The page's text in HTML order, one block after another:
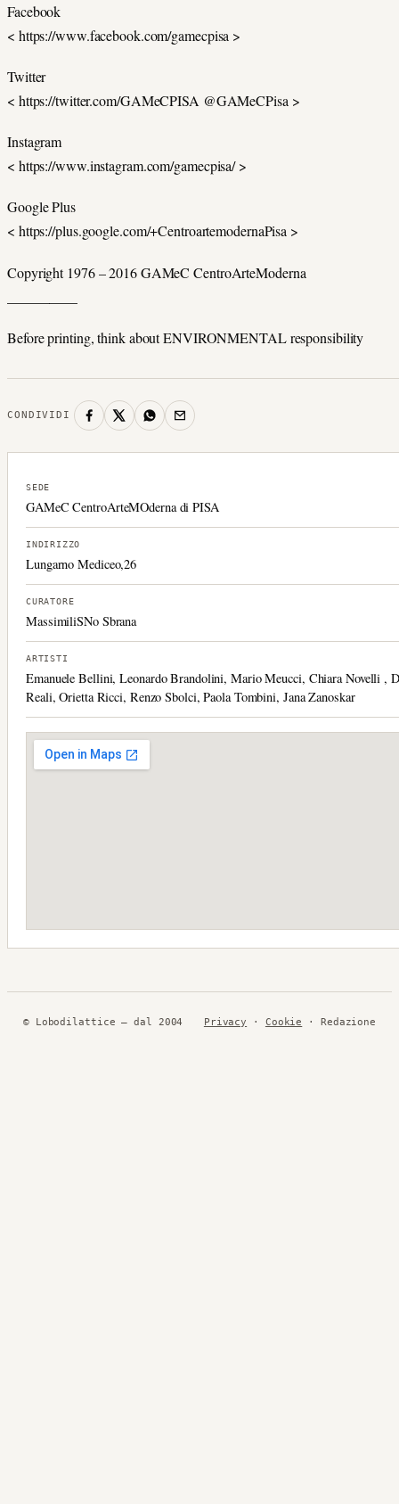
Facebook
< https://www.facebook.com/gamecpisa >
Twitter
< https://twitter.com/GAMeCPISA @GAMeCPisa >
Instagram
< https://www.instagram.com/gamecpisa/ >
Google Plus
< https://plus.google.com/+CentroartemodernaPisa >
Copyright 1976 – 2016 GAMeC CentroArteModerna
Before printing, think about ENVIRONMENTAL responsibility
CONDIVIDI
SEDE
GAMeC CentroArteMOderna di PISA
INDIRIZZO
Lungarno Mediceo,26
CURATORE
MassimiliSNo Sbrana
ARTISTI
Emanuele Bellini, Leonardo Brandolini, Mario Meucci, Chiara Novelli ,
Reali, Orietta Ricci, Renzo Sbolci, Paola Tombini, Jana Zanoskar
© Lobodilattice — dal 2004 Privacy · Cookie · Redazione